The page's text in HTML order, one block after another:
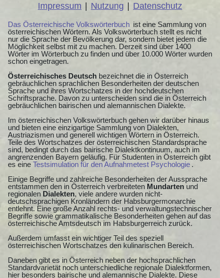
Impressum | Nutzung | Datenschutz
Das Österreichische Volkswörterbuch ist eine Sammlung von
österreichischen Wörtern. Als Volkswörterbuch stellt es nicht
nur die Sprache der Bevölkerung dar, sondern bietet jedem die
Möglichkeit selbst mit zu machen. Derzeit sind über 1400
Wörter im Wörterbuch zu finden und über 10.000 Wörter wurden
schon eingetragen.
Österreichisches Deutsch bezeichnet die in Österreich
gebräuchlichen sprachlichen Besonderheiten der deutschen
Sprache und ihres Wortschatzes in der hochdeutschen
Schriftsprache. Davon zu unterscheiden sind die in Österreich
gebräuchlichen bairischen und alemannischen Dialekte.
Im österreichischen Volkswörterbuch gehen wir darüber hinaus
und bieten eine einzigartige Sammlung von Dialekten,
Austriazismen und generell wichtigen Wörtern in Österreich.
Teile des Wortschatzes der österreichischen Standardsprache
sind, bedingt durch das bairische Dialektkontinuum, auch im
angrenzenden Bayern geläufig. Für Studenten in Österreich gibt
es eine Testsimulation für den Aufnahmetest Psychologie .
Einige Begriffe und zahlreiche Besonderheiten der Aussprache
entstammen den in Österreich verbreiteten Mundarten und
regionalen Dialekten, viele andere wurden nicht-
deutschsprachigen Kronländern der Habsburgermonarchie
entlehnt. Eine große Anzahl rechts- und verwaltungstechnischer
Begriffe sowie grammatikalische Besonderheiten gehen auf das
österreichische Amtsdeutsch im Habsburgerreich zurück.
Außerdem umfasst ein wichtiger Teil des speziell
österreichischen Wortschatzes den kulinarischen Bereich.
Daneben gibt es in Österreich neben der hochsprachlichen
Standardvarietät noch unterschiedliche regionale Dialektformen,
hier besonders bairische und alemannische Dialekte. Diese